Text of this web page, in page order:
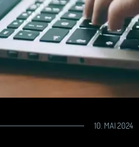
10. MAI 2024